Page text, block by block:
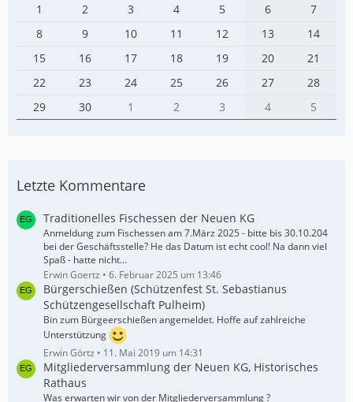
1 2 3 4 5 6
7
8
9 10 11 12 13
14
15
16 17 18 19 20
21
22
23 24 25 26 27
28
29
30 1 2 3 4 5
Letzte Kommentare
Traditionelles Fischessen der Neuen KG
Anmeldung zum Fischessen am 7.März 2025 - bitte bis 30.10.204
bei der Geschäftsstelle? He das Datum ist echt cool! Na dann viel
Spaß - hatte nicht…
Erwin Goertz
6. Februar 2025 um 13:46
Bürgerschießen (Schützenfest St. Sebastianus
Schützengesellschaft Pulheim)
Bin zum Bürgeerschießen angemeldet. Hoffe auf zahlreiche
Unterstützung
Erwin Görtz
11. Mai 2019 um 14:31
Mitgliederversammlung der Neuen KG, Historisches
Rathaus
Was erwarten wir von der Mitgliederversammlung ?